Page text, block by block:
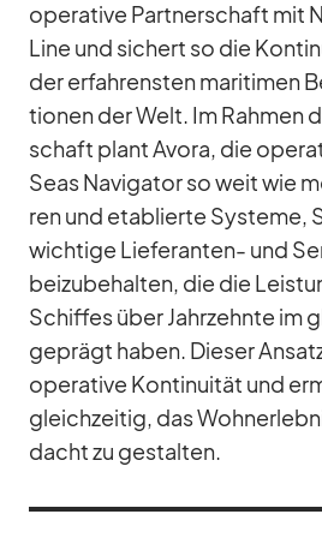
ope­ra­tive Part­ner­schaft mit
Line und si­chert so die
der er­fah­rens­ten ma­ri­ti­men
tio­nen der Welt. Im Rah­men
schaft plant Avora, die
Seas Na­vi­ga­tor so weit wie
ren und eta­blierte Sys­teme,
wich­tige Lie­fe­ran­ten- und
bei­zu­be­hal­ten, die die
Schif­fes über Jahr­zehnte im
ge­prägt ha­ben. Die­ser
ope­ra­tive Kon­ti­nui­tät und
gleich­zei­tig, das
dacht zu ge­stal­ten.